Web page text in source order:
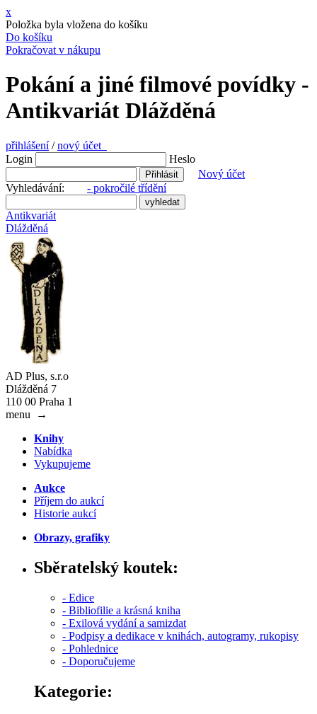
x
Položka byla vložena do košíku
Do košíku
Pokračovat v nákupu
Pokání a jiné filmové povídky -
Antikvariát Dlážděná
přihlášení/nový účet
Login
Heslo
Nový účet
Vyhledávání: - pokročilé třídění
Antikvariát
Dlážděná
AD Plus, s.r.o
Dlážděná 7
110 00 Praha 1
menu
→
Knihy
Nabídka
Vykupujeme
Aukce
Příjem do aukcí
Historie aukcí
Obrazy, grafiky
Sběratelský koutek:
- Edice
- Bibliofilie a krásná kniha
- Exilová vydání a samizdat
- Podpisy a dedikace v knihách, autogramy, rukopisy
- Pohlednice
- Doporučujeme
Kategorie: